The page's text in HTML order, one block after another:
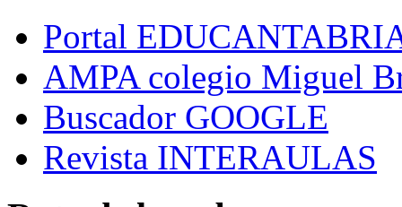
Portal
AMPA colegio Miguel
Buscador GOOGLE
Revista INTERAULAS